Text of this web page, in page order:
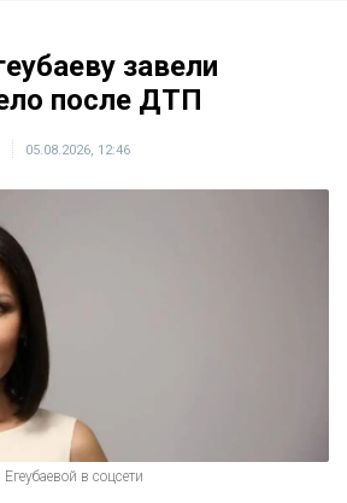
завели
после ДТП
05.08.2026, 12:46
в соцсети